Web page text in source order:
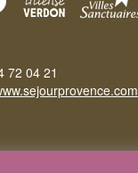
72 04 21